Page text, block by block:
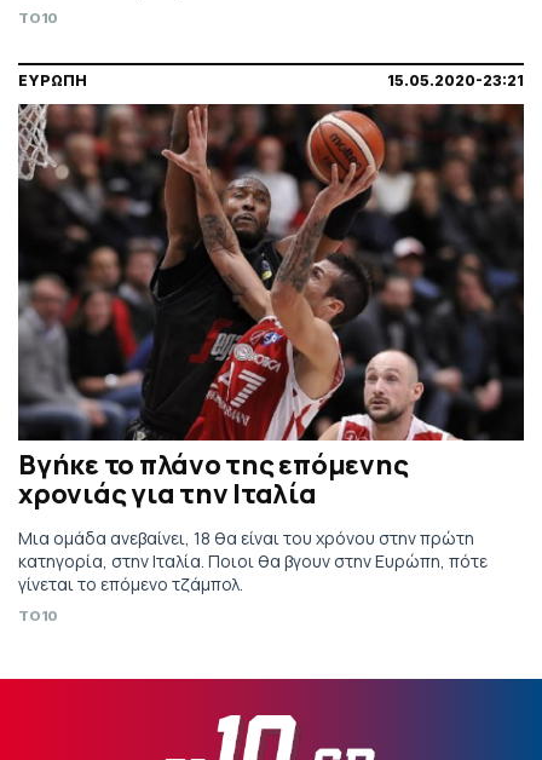
TO10
ΕΥΡΩΠΗ 15.05.2020-23:21
Βγήκε το πλάνο της επόμενης
χρονιάς για την Ιταλία
Μια ομάδα ανεβαίνει, 18 θα είναι του χρόνου στην πρώτη
κατηγορία, στην Ιταλία. Ποιοι θα βγουν στην Ευρώπη, πότε
γίνεται το επόμενο τζάμπολ.
TO10